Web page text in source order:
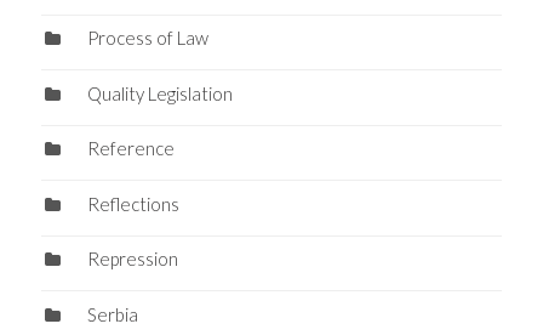
Process of Law
Quality Legislation
Reference
Reflections
Repression
Serbia